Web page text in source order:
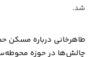
شد.
طاهرخانی درباره مسکن
چالش‌ها در حوزه